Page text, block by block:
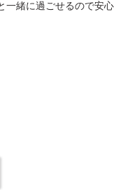
一緒に過ごせるので安心